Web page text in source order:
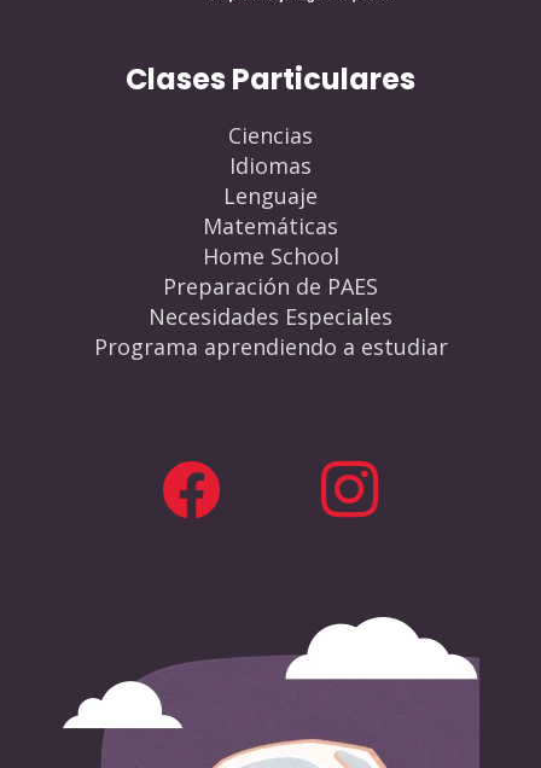
Clases Particulares
Ciencias
Idiomas
Lenguaje
Matemáticas
Home School
Preparación de PAES
Necesidades Especiales
Programa aprendiendo a estudiar